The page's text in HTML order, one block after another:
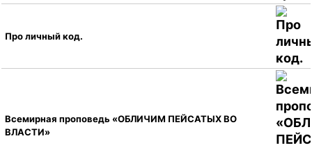
Про личный код.
Всемирная проповедь «ОБЛИЧИМ ПЕЙСАТЫХ ВО
ВЛАСТИ»